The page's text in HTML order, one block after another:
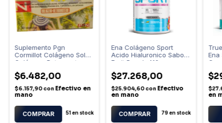
Suplemento Pgn
Cormillot Colágeno Solar
Colágeno Betacarotero
$6.482,00
$6.157,90con Efectivo en
mano
51en stock
Ena Colágeno Sport
Acido Hialuronico Sabor
Fruit Punch 413g
$27.268,00
$25.904,60con Efectivo
en mano
79en stock
Ena
Grs
en